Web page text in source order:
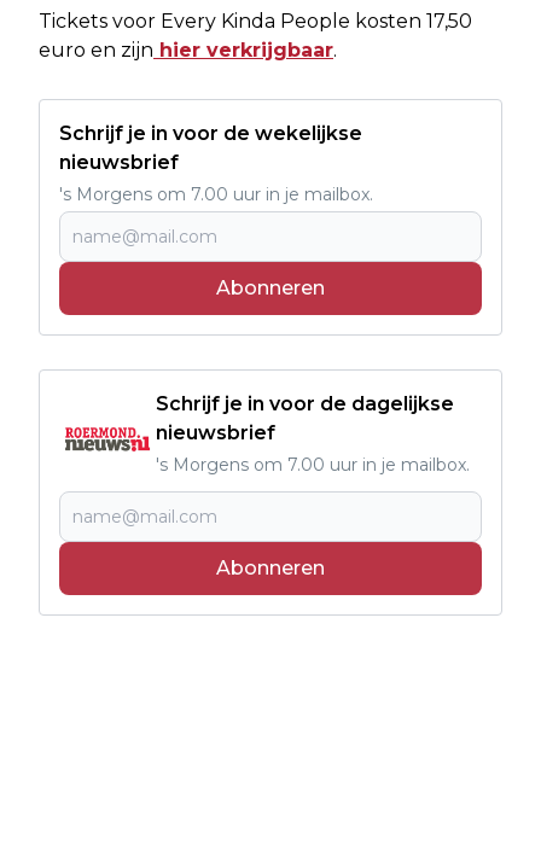
Tickets voor Every Kinda People kosten 17,50
euro en zijn hier verkrijgbaar.
Schrijf je in voor de wekelijkse
nieuwsbrief
's Morgens om 7.00 uur in je mailbox.
Abonneren
Schrijf je in voor de dagelijkse
nieuwsbrief
's Morgens om 7.00 uur in je mailbox.
Abonneren